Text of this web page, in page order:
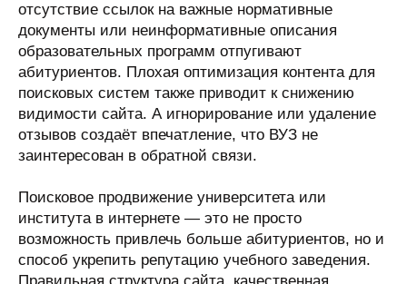
отсутствие ссылок на важные нормативные
документы или неинформативные описания
образовательных программ отпугивают
абитуриентов. Плохая оптимизация контента для
поисковых систем также приводит к снижению
видимости сайта. А игнорирование или удаление
отзывов создаёт впечатление, что ВУЗ не
заинтересован в обратной связи.
Поисковое продвижение университета или
института в интернете — это не просто
возможность привлечь больше абитуриентов, но и
способ укрепить репутацию учебного заведения.